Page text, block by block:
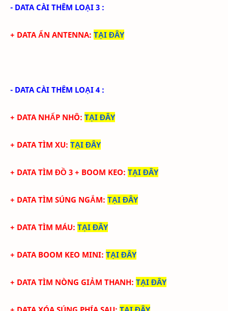
- DATA CÀI THÊM LOẠI 3 :
+ DATA ẨN ANTENNA: TẠI ĐÂY
- DATA CÀI THÊM LOẠI 4 :
+ DATA NHẤP NHÔ: TẠI ĐÂY
+ DATA TÌM XU: TẠI ĐÂY
+ DATA TÌM ĐỒ 3 + BOOM KEO: TẠI ĐÂY
+ DATA TÌM SÚNG NGẮM: TẠI ĐÂY
+ DATA TÌM MÁU: TẠI ĐÂY
+ DATA BOOM KEO MINI: TẠI ĐÂY
+ DATA TÌM NÒNG GIẢM THANH: TẠI ĐÂY